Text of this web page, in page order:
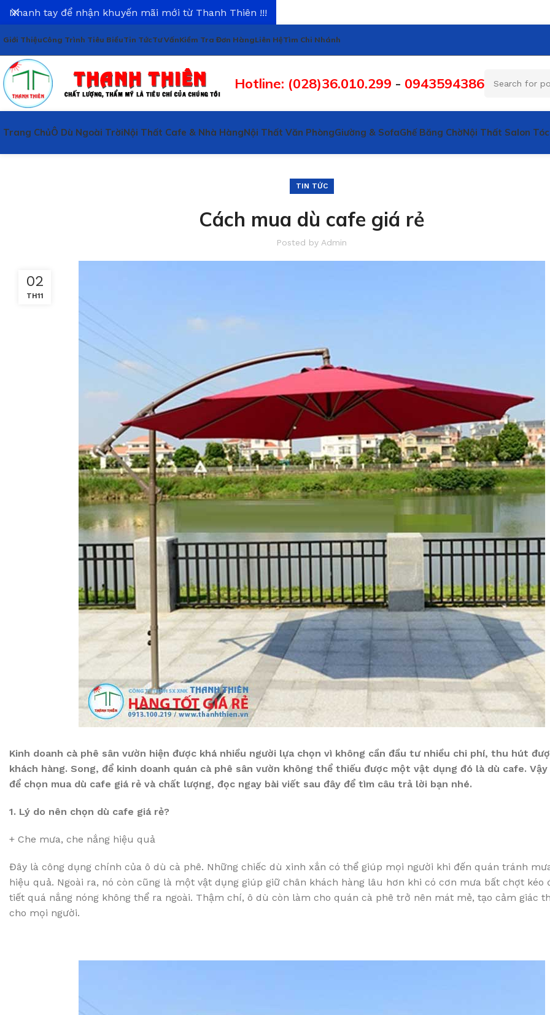
Giới ThiệuCông Trình Tiêu BiểuTin TứcTư VấnKiểm Tra Đơn HàngLiên HệTìm Chi Nhánh
Hotline: (028)36.010.299 - 0943594386
Trang ChủÔ Dù Ngoài TrờiNội Thất Cafe & Nhà HàngNội Thất Văn PhòngGiường & SofaGhế Băng ChờNội Thất Salon Tóc
TIN TỨC
Cách mua dù cafe giá rẻ
Posted by Admin
02
TH11
Kinh doanh cà phê sân vườn hiện được khá nhiều người lựa chọn vì không cần đầu tư nhiều chi phí, thu hút
khách hàng. Song, để kinh doanh quán cà phê sân vườn không thể thiếu được một vật dụng đó là dù cafe.
để chọn mua dù cafe giá rẻ và chất lượng, đọc ngay bài viết sau đây để tìm câu trả lời bạn nhé.
1. Lý do nên chọn dù cafe giá rẻ?
+ Che mưa, che nắng hiệu quả
Đây là công dụng chính của ô dù cà phê. Những chiếc dù xinh xắn có thể giúp mọi người khi đến quán tránh
hiệu quả. Ngoài ra, nó còn cũng là một vật dụng giúp giữ chân khách hàng lâu hơn khi có cơn mưa bất chợt kéo
tiết quá nắng nóng không thể ra ngoài. Thậm chí, ô dù còn làm cho quán cà phê trở nên mát mẻ, tạo cảm giác
cho mọi người.
Nhanh tay để nhận khuyến mãi mới từ Thanh Thiên !!!